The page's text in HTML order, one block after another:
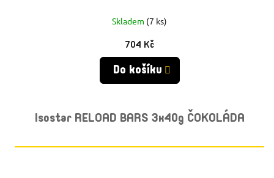
Skladem (7 ks)
704 Kč
Do košíku
Isostar RELOAD BARS 3x40g ČOKOLÁDA